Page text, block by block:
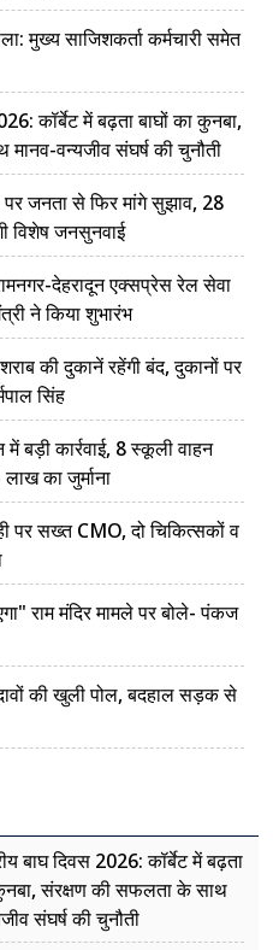
मुख्य साजिशकर्ता कर्मचारी समेत
कॉर्बेट में बढ़ता बाघों का कुनबा,
वन्यजीव संघर्ष की चुनौती
पर जनता से फिर मांगे सुझाव, 28
विशेष जनसुनवाई
देहरादून एक्सप्रेस रेल सेवा
ने किया शुभारंभ
की दुकानें रहेंगी बंद, दुकानों पर
सिंह
बड़ी कार्रवाई, 8 स्कूली वाहन
का जुर्माना
पर सख्त CMO, दो चिकित्सकों व
राम मंदिर मामले पर बोले- पंकज
की खुली पोल, बदहाल सड़क से
बाघ दिवस 2026: कॉर्बेट में बढ़ता
संरक्षण की सफलता के साथ
संघर्ष की चुनौती